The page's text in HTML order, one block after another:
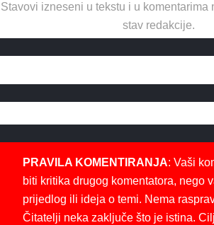
Stavovi izneseni u tekstu i u komentarima
stav redakcije.
PRAVILA KOMENTIRANJA: Vaši
biti kritika drugog komentatora, nego
prijedlog ili ideja o temi. Nema
Čitatelji neka zaključe što je istina.